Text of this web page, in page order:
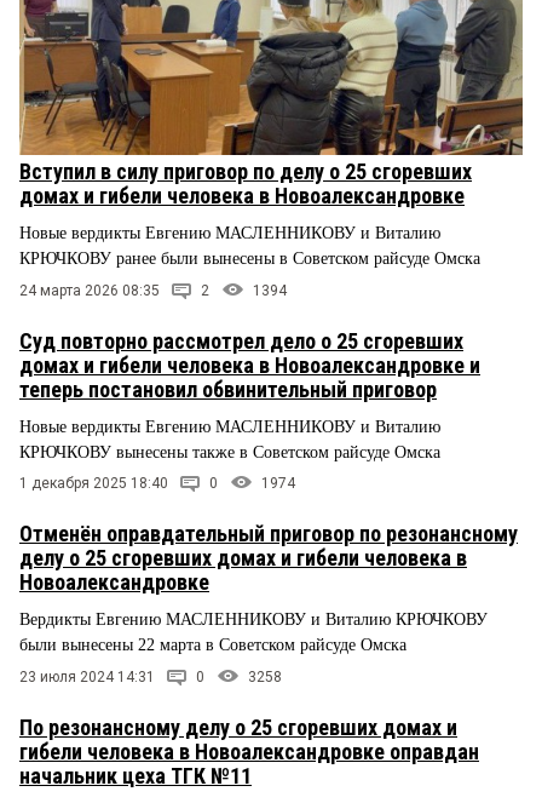
Вступил в силу приговор по делу о 25 сгоревших
домах и гибели человека в Новоалександровке
Новые вердикты Евгению МАСЛЕННИКОВУ и Виталию
КРЮЧКОВУ ранее были вынесены в Советском райсуде Омска
24 марта 2026 08:35 2 1394
Суд повторно рассмотрел дело о 25 сгоревших
домах и гибели человека в Новоалександровке и
теперь постановил обвинительный приговор
Новые вердикты Евгению МАСЛЕННИКОВУ и Виталию
КРЮЧКОВУ вынесены также в Советском райсуде Омска
1 декабря 2025 18:40 0 1974
Отменён оправдательный приговор по резонансному
делу о 25 сгоревших домах и гибели человека в
Новоалександровке
Вердикты Евгению МАСЛЕННИКОВУ и Виталию КРЮЧКОВУ
были вынесены 22 марта в Советском райсуде Омска
23 июля 2024 14:31 0 3258
По резонансному делу о 25 сгоревших домах и
гибели человека в Новоалександровке оправдан
начальник цеха ТГК №11